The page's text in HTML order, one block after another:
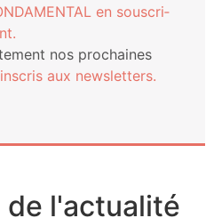
en sous­cri­
nos pro­chaines
aux newsletters.
de l'actualité